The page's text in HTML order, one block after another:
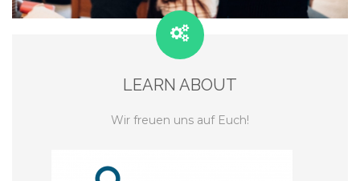
LEARN ABOUT
Wir freuen uns auf Euch!